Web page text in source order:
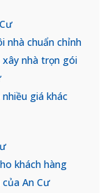
nhà chuẩn chỉnh
nhà trọn gói
giá khác
khách hàng
An Cư